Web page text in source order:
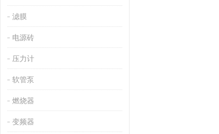
滤膜
电源砖
压力计
软管泵
燃烧器
变频器